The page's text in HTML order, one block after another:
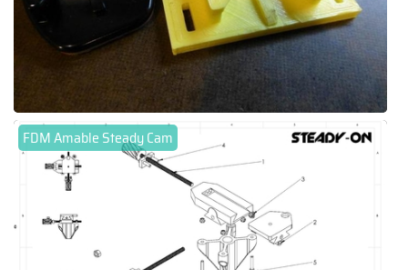
FDM Amable Steady Cam